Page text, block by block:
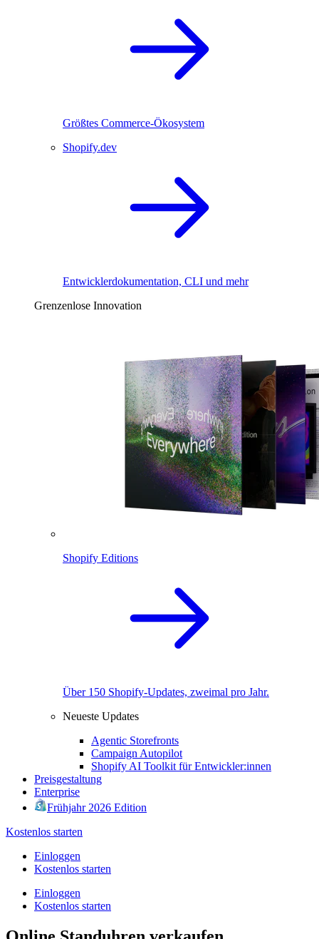
Größtes Commerce-Ökosystem
Shopify.dev
Entwicklerdokumentation, CLI und mehr
Grenzenlose Innovation
Shopify Editions
Über 150 Shopify-Updates, zweimal pro Jahr.
Neueste Updates
Agentic Storefronts
Campaign Autopilot
Shopify AI Toolkit für Entwickler:innen
Preisgestaltung
Enterprise
Frühjahr 2026 Edition
Kostenlos starten
Einloggen
Kostenlos starten
Einloggen
Kostenlos starten